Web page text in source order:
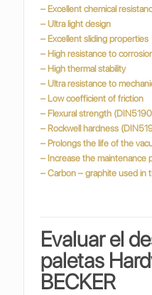
– Excellent chemical
– Ultra light design
– Excellent sliding properties
– High resistance to
– High thermal stability
– Ultra resistance to
– Low coefficient of friction
– Flexural strength
– Rockwell hardness
– Prolongs the life of the
– Increase the maintenance
– Carbon – graphite used in
Evaluar el
paletas
BECKER